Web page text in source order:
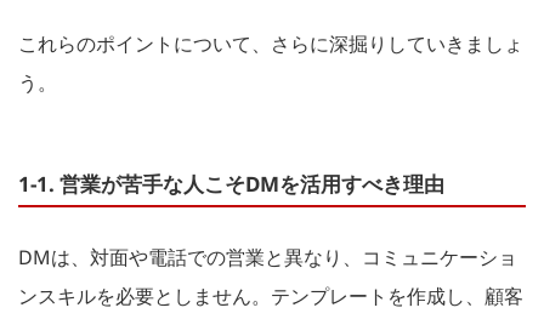
これらのポイントについて、さらに深掘りしていきましょ
う。
1-1. 営業が苦手な人こそDMを活用すべき理由
DMは、対面や電話での営業と異なり、コミュニケーショ
ンスキルを必要としません。テンプレートを作成し、顧客